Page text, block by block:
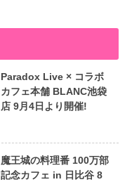
Paradox Live × コラボ
カフェ本舗 BLANC池袋
店 9月4日より開催!
魔王城の料理番 100万部
記念カフェ in 日比谷 8